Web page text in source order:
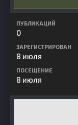
ПУБЛИКАЦИЙ
0
ЗАРЕГИСТРИРОВАН
8 июля
ПОСЕЩЕНИЕ
8 июля